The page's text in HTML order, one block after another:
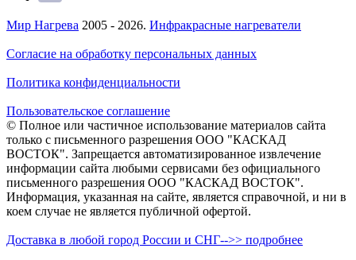
Мир Нагрева 2005 - 2026. Инфракрасные нагреватели
Согласие на обработку персональных данных
Политика конфиденциальности
Пользовательское соглашение
© Полное или частичное использование материалов сайта
только с письменного разрешения ООО "КАСКАД
ВОСТОК". Запрещается автоматизированное извлечение
информации сайта любыми сервисами без официального
письменного разрешения ООО "КАСКАД ВОСТОК".
Информация, указанная на сайте, является справочной, и ни в
коем случае не является публичной офертой.
Доставка в любой город России и СНГ-->> подробнее